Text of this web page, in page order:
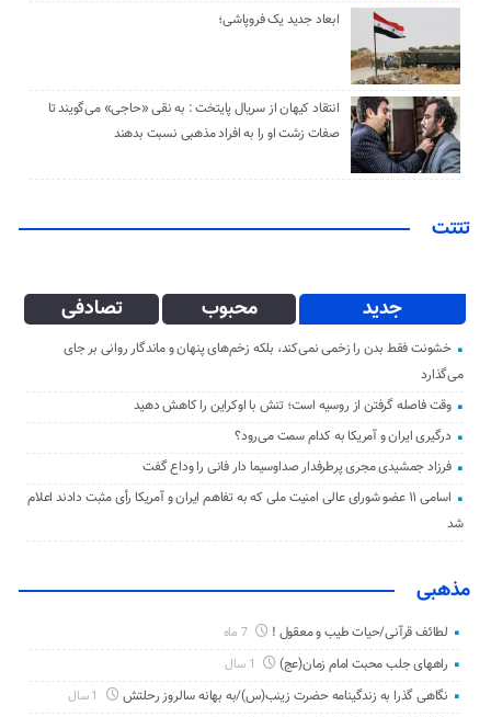
ابعاد جدید یک فروپاشی؛
انتقاد کیهان از سریال پایتخت : به نقی «حاجی» می‌گویند تا
صفات زشت او را به افراد مذهبی نسبت بدهند
تتتت
جدید محبوب تصادفی
خشونت فقط بدن را زخمی نمی‌کند، بلکه زخم‌های پنهان و ماندگار روانی بر جای
می‌گذارد
وقت فاصله گرفتن از روسیه است؛ تنش با اوکراین را کاهش دهید
درگیری ایران و آمریکا به کدام سمت می‌رود؟
فرزاد جمشیدی مجری پرطرفدار صداوسیما دار فانی را وداع گفت
اسامی ۱۱ عضو شورای عالی امنیت ملی که به تفاهم ایران و آمریکا رأی مثبت دادند اعلام
شد
مذهبی
لطائف قرآنی/حیات طیب و معقول ! 7 ماه
راههای جلب محبت امام زمان(عج)
نگاهی گذرا به زندگینامه حضرت زینب(س)/به بهانه سالروز رحلتش